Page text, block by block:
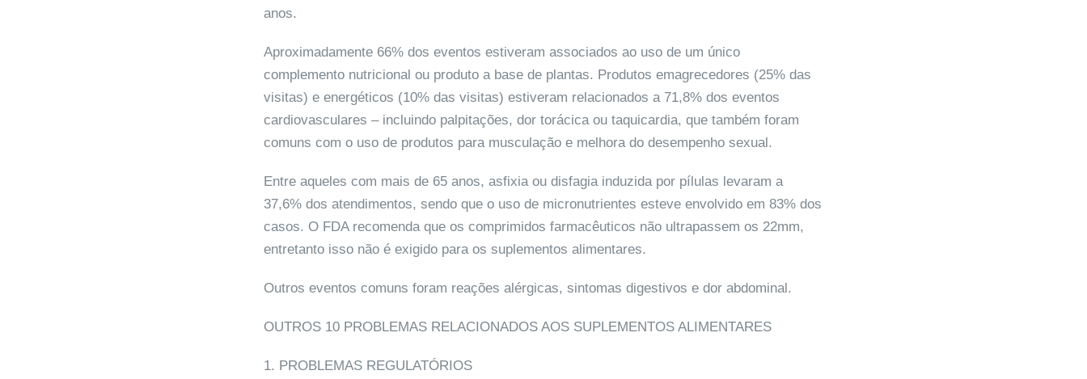
anos.
Aproximadamente 66% dos eventos estiveram associados ao uso de um único
complemento nutricional ou produto a base de plantas. Produtos emagrecedores (25% das
visitas) e energéticos (10% das visitas) estiveram relacionados a 71,8% dos eventos
cardiovasculares – incluindo palpitações, dor torácica ou taquicardia, que também foram
comuns com o uso de produtos para musculação e melhora do desempenho sexual.
Entre aqueles com mais de 65 anos, asfixia ou disfagia induzida por pílulas levaram a
37,6% dos atendimentos, sendo que o uso de micronutrientes esteve envolvido em 83% dos
casos. O FDA recomenda que os comprimidos farmacêuticos não ultrapassem os 22mm,
entretanto isso não é exigido para os suplementos alimentares.
Outros eventos comuns foram reações alérgicas, sintomas digestivos e dor abdominal.
OUTROS 10 PROBLEMAS RELACIONADOS AOS SUPLEMENTOS ALIMENTARES
1. PROBLEMAS REGULATÓRIOS